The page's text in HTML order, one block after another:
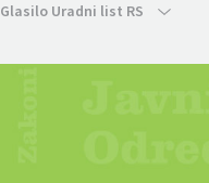
Glasilo Uradni list RS